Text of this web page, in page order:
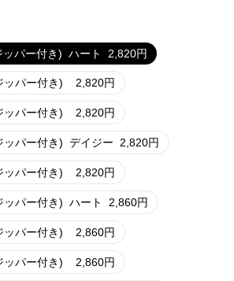
パー付き) ハート 2,820円
ッパー付き) 2,820円
ッパー付き) 2,820円
ッパー付き) デイジー 2,820円
ッパー付き) 2,820円
ッパー付き) ハート 2,860円
ッパー付き) 2,860円
ッパー付き) 2,860円